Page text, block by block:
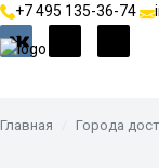
Главная Города
+7 495 135-36-74